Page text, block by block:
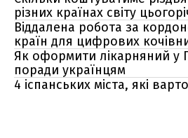
різних країнах світу
Віддалена робота за
країн для цифрових
Як оформити лікарняний у
поради українцям
4 іспанських міста, які